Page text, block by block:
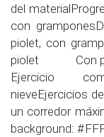
del
con
piolet, con
piolet Con
Ejercicio
nieveEjercicios
un corredor
background: